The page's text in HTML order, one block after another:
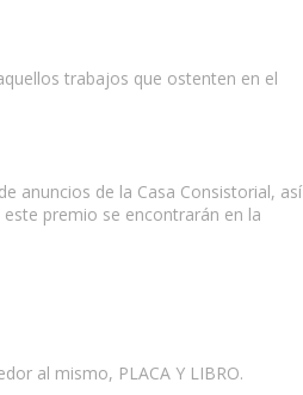
trabajos que ostenten en el
anuncios de la Casa Consistorial, así
premio se encontrarán en la
al mismo, PLACA Y LIBRO.